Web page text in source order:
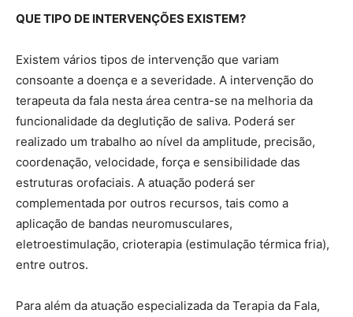
QUE TIPO DE INTERVENÇÕES EXISTEM?
Existem vários tipos de intervenção que variam
consoante a doença e a severidade. A intervenção do
terapeuta da fala nesta área centra-se na melhoria da
funcionalidade da deglutição de saliva. Poderá ser
realizado um trabalho ao nível da amplitude, precisão,
coordenação, velocidade, força e sensibilidade das
estruturas orofaciais. A atuação poderá ser
complementada por outros recursos, tais como a
aplicação de bandas neuromusculares,
eletroestimulação, crioterapia (estimulação térmica fria),
entre outros.
Para além da atuação especializada da Terapia da Fala,